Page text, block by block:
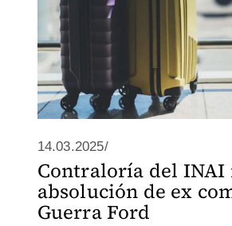
14.03.2025/
Contraloría del INAI
absolución de ex
Guerra Ford